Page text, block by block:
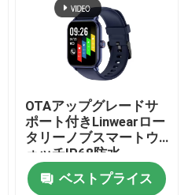
OTAアップグレードサ
ポート付きLinwearロー
タリーノブスマートウ
ォッチIP68防水
ベストプライス